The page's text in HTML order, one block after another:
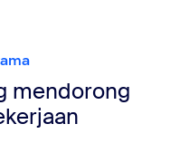
mendorong